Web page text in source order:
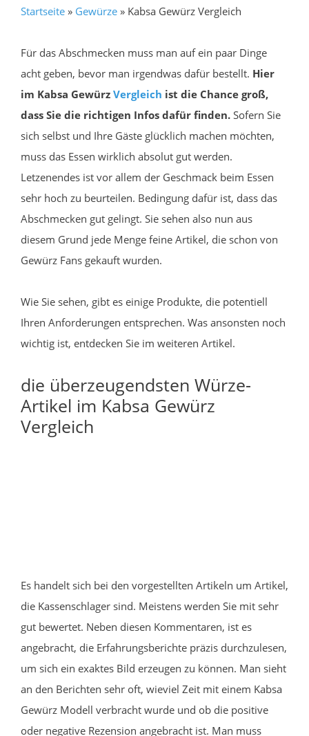
Startseite » Gewürze » Kabsa Gewürz Vergleich
Für das Abschmecken muss man auf ein paar Dinge
acht geben, bevor man irgendwas dafür bestellt. Hier
im Kabsa Gewürz Vergleich ist die Chance groß,
dass Sie die richtigen Infos dafür finden. Sofern Sie
sich selbst und Ihre Gäste glücklich machen möchten,
muss das Essen wirklich absolut gut werden.
Letzenendes ist vor allem der Geschmack beim Essen
sehr hoch zu beurteilen. Bedingung dafür ist, dass das
Abschmecken gut gelingt. Sie sehen also nun aus
diesem Grund jede Menge feine Artikel, die schon von
Gewürz Fans gekauft wurden.
Wie Sie sehen, gibt es einige Produkte, die potentiell
Ihren Anforderungen entsprechen. Was ansonsten noch
wichtig ist, entdecken Sie im weiteren Artikel.
die überzeugendsten Würze-
Artikel im Kabsa Gewürz
Vergleich
Es handelt sich bei den vorgestellten Artikeln um Artikel,
die Kassenschlager sind. Meistens werden Sie mit sehr
gut bewertet. Neben diesen Kommentaren, ist es
angebracht, die Erfahrungsberichte präzis durchzulesen,
um sich ein exaktes Bild erzeugen zu können. Man sieht
an den Berichten sehr oft, wieviel Zeit mit einem Kabsa
Gewürz Modell verbracht wurde und ob die positive
oder negative Rezension angebracht ist. Man muss